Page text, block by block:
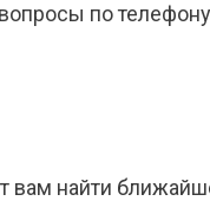
по
вам найти